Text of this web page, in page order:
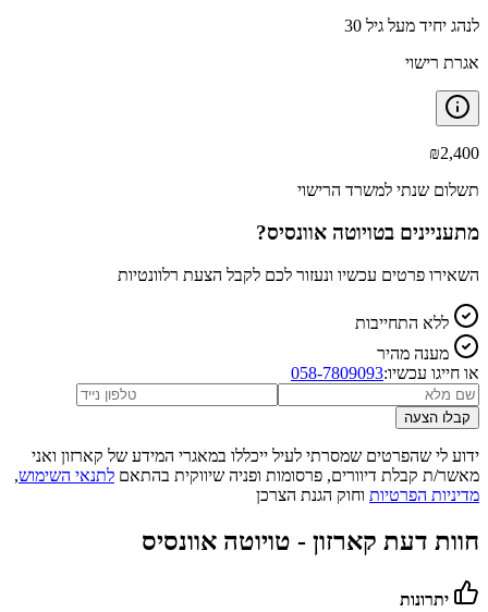
לנהג יחיד מעל גיל 30
אגרת רישוי
₪2,400
תשלום שנתי למשרד הרישוי
מתעניינים בטויוטה אוונסיס?
השאירו פרטים עכשיו ונעזור לכם לקבל הצעת רלוונטיות
ללא התחייבות
מענה מהיר
או חייגו עכשיו:058-7809093
קבלו הצעה
ידוע לי שהפרטים שמסרתי לעיל ייכללו במאגרי המידע של קארזון ואני
מאשר/ת קבלת דיוורים, פרסומות ופניה שיווקית בהתאם לתנאי השימוש,
מדיניות הפרטיות וחוק הגנת הצרכן
חוות דעת קארזון - טויוטה אוונסיס
יתרונות